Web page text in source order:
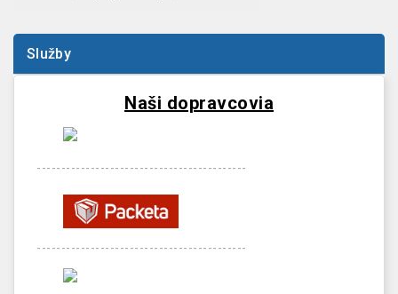
Služby
Naši dopravcovia
-------------------------------------------
-------------------------------------------